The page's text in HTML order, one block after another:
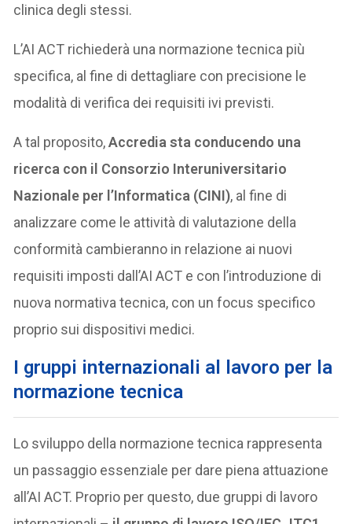
clinica degli stessi.
L’AI ACT richiederà una normazione tecnica più
specifica, al fine di dettagliare con precisione le
modalità di verifica dei requisiti ivi previsti.
A tal proposito,Accredia sta conducendo una
ricerca con il Consorzio Interuniversitario
Nazionale per l’Informatica (CINI), al fine di
analizzare come le attività di valutazione della
conformità cambieranno in relazione ai nuovi
requisiti imposti dall’AI ACT e con l’introduzione di
nuova normativa tecnica, con un focus specifico
proprio sui dispositivi medici.
I gruppi internazionali al lavoro per la
normazione tecnica
Lo sviluppo della normazione tecnica rappresenta
un passaggio essenziale per dare piena attuazione
all’AI ACT. Proprio per questo, due gruppi di lavoro